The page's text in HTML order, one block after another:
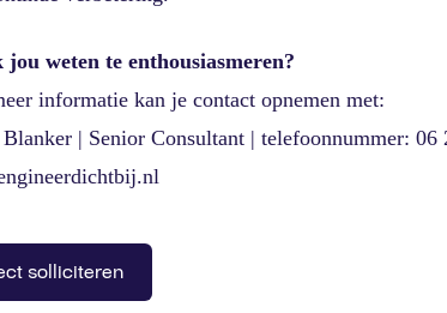
jou weten te enthousiasmeren?
informatie kan je contact opnemen met:
Blanker | Senior Consultant | telefoonnummer:
solliciteren